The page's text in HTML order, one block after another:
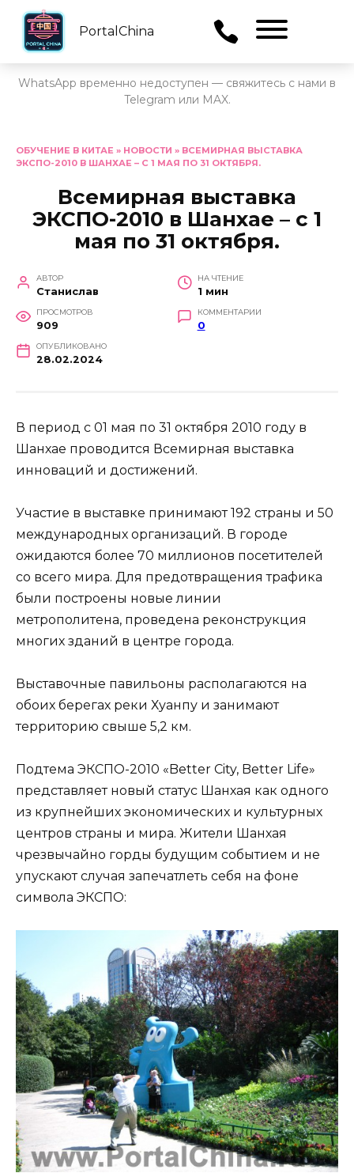
PortalChina
WhatsApp временно недоступен — свяжитесь с нами в
Telegram или MAX.
содержанию
ОБУЧЕНИЕ В КИТАЕ » НОВОСТИ » ВСЕМИРНАЯ ВЫСТАВКА
ЭКСПО-2010 В ШАНХАЕ – С 1 МАЯ ПО 31 ОКТЯБРЯ.
Всемирная выставка
ЭКСПО-2010 в Шанхае – с 1
мая по 31 октября.
АВТОР
Станислав
НА ЧТЕНИЕ
1 мин
ПРОСМОТРОВ
909
КОММЕНТАРИИ
0
ОПУБЛИКОВАНО
28.02.2024
В период с 01 мая по 31 октября 2010 году в
Шанхае проводится Всемирная выставка
инноваций и достижений.
Участие в выставке принимают 192 страны и 50
международных организаций. В городе
ожидаются более 70 миллионов посетителей
со всего мира. Для предотвращения трафика
были построены новые линии
метрополитена, проведена реконструкция
многих зданий в центре города.
Выставочные павильоны располагаются на
обоих берегах реки Хуанпу и занимают
территорию свыше 5,2 км.
Подтема ЭКСПО-2010 «Better City, Better Life»
представляет новый статус Шанхая как одного
из крупнейших экономических и культурных
центров страны и мира. Жители Шанхая
чрезвычайно горды будущим событием и не
упускают случая запечатлеть себя на фоне
символа ЭКСПО: